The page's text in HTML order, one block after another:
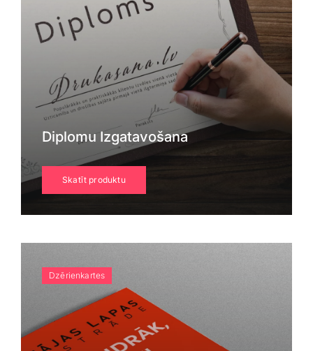
Diplomu Izgatavošana
Skatīt produktu
Dzērienkartes